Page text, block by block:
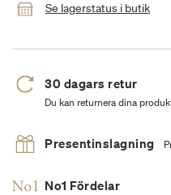
Se lagerstatus i butik
30 dagars retur
Du kan returnera dina
Presentinslagning
No1 Fördelar